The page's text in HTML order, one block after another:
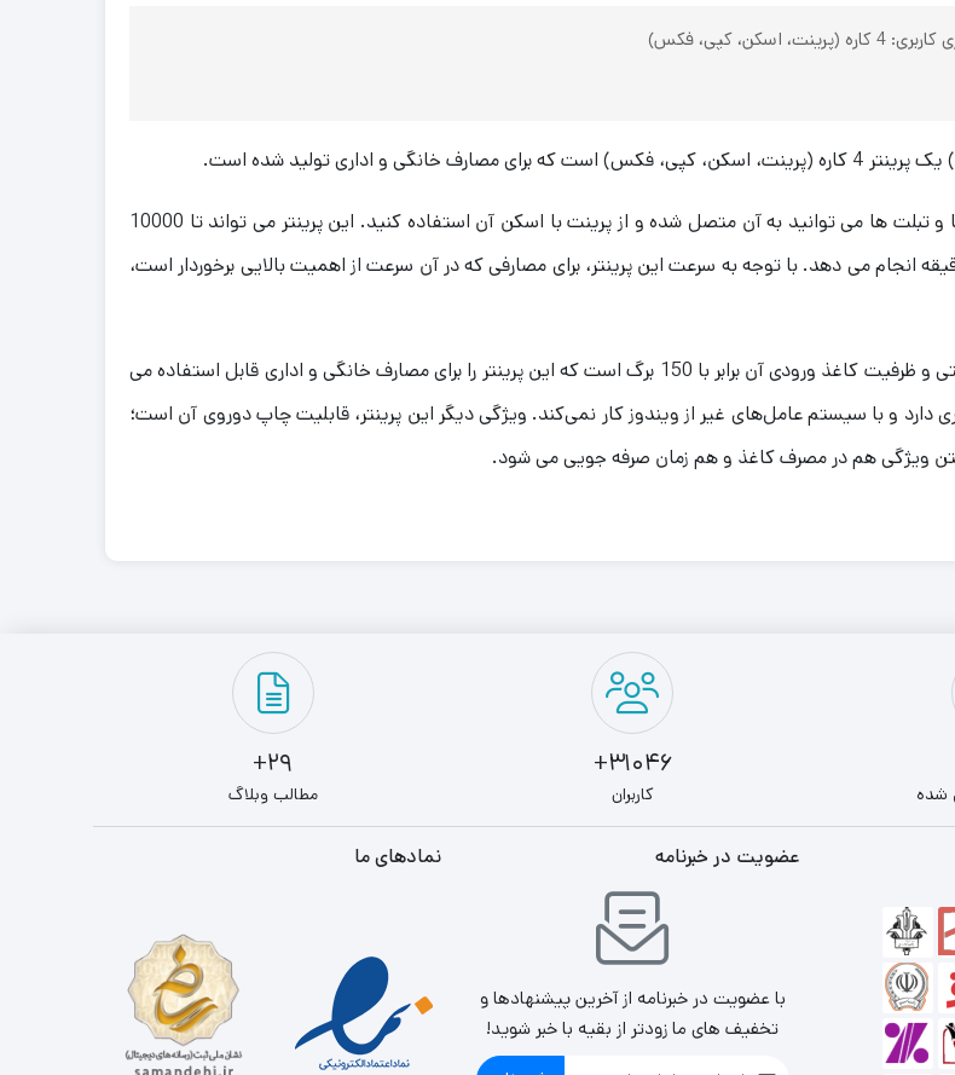
پرینتر لیزری اچ‌ پی Laser MFP 137fnw با استفاده از تمامی موبایل ها و تبلت ها می توانید به آن متصل شده و از پرینت با اسکن آن استفاده کنید. این پرینتر می تواند تا 10000
ماهانه چاپ کند و این کار با سرعت حداکثر 20 برگ در دقیقه انجام می دهد. با توجه به سرعت این پرینتر، برای مصارفی که در آن سرعت از اهمیت بالایی برخوردار است،
پرینتر لیزری اچ‌ پی Laser MFP 137fnw دارای حافظه‌ داخلی 128 مگابایتی و ظرفیت کاغذ ورودی آن برابر با 150 برگ است که این پرینتر را برای مصارف خانگی و اداری قابل استفاده می
و یا نسخه های جدیدتر سازگاری دارد و با سیستم عامل‌های غیر از ویندوز کار نمی‌کند. ویژگی دیگر این پرینتر، قابلیت چاپ دوروی آن است؛
ویژگی هم در مصرف کاغذ و هم زمان صرفه جویی می شود.
شده
31046+
کاربران
29+
مطالب وبلاگ
عضویت در خبرنامه
با عضویت در خبرنامه از آخرین پیشنهادها و
تخفیف های ما زودتر از بقیه با خبر شوید!
نمادهای ما